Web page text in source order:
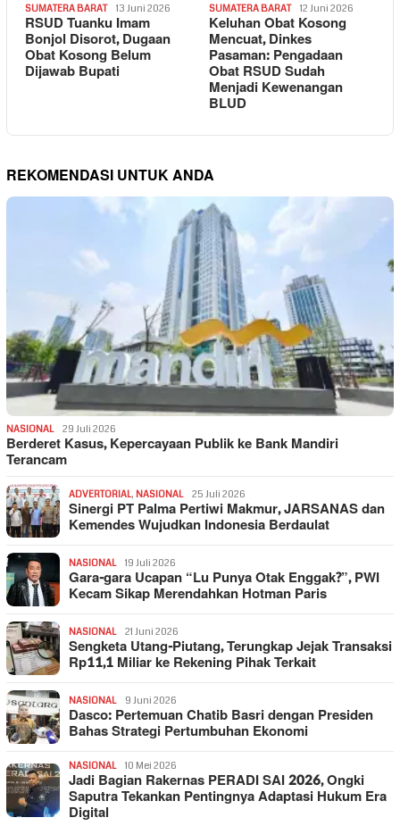
SUMATERA BARAT 13 Juni 2026
RSUD Tuanku Imam
Bonjol Disorot, Dugaan
Obat Kosong Belum
Dijawab Bupati
SUMATERA BARAT 12 Juni 2026
Keluhan Obat Kosong
Mencuat, Dinkes
Pasaman: Pengadaan
Obat RSUD Sudah
Menjadi Kewenangan
BLUD
REKOMENDASI UNTUK ANDA
NASIONAL 29 Juli 2026
Berderet Kasus, Kepercayaan Publik ke Bank Mandiri
Terancam
ADVERTORIAL, NASIONAL 25 Juli 2026
Sinergi PT Palma Pertiwi Makmur, JARSANAS dan
Kemendes Wujudkan Indonesia Berdaulat
NASIONAL 19 Juli 2026
Gara-gara Ucapan “Lu Punya Otak Enggak?”, PWI
Kecam Sikap Merendahkan Hotman Paris
NASIONAL 21 Juni 2026
Sengketa Utang-Piutang, Terungkap Jejak Transaksi
Rp11,1 Miliar ke Rekening Pihak Terkait
NASIONAL 9 Juni 2026
Dasco: Pertemuan Chatib Basri dengan Presiden
Bahas Strategi Pertumbuhan Ekonomi
NASIONAL 10 Mei 2026
Jadi Bagian Rakernas PERADI SAI 2026, Ongki
Saputra Tekankan Pentingnya Adaptasi Hukum Era
Digital